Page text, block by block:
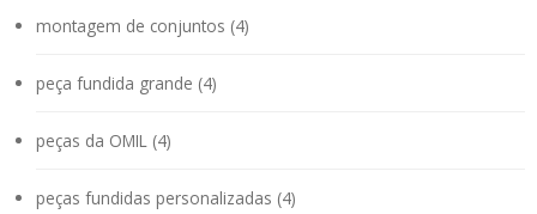
montagem de conjuntos (4)
peça fundida grande (4)
peças da OMIL (4)
peças fundidas personalizadas (4)